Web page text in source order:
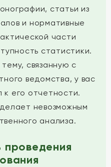
статьи из
и нормативные
части
статистики.
связанную с
ведомства, у вас
к его отчетности.
невозможным
анализа.
проведения